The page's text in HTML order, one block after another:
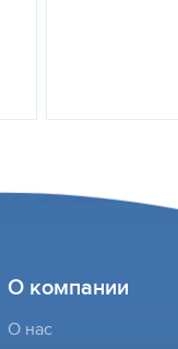
О компании
О нас